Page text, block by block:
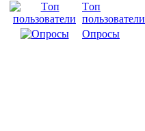
Tоп
пользователи
Опросы